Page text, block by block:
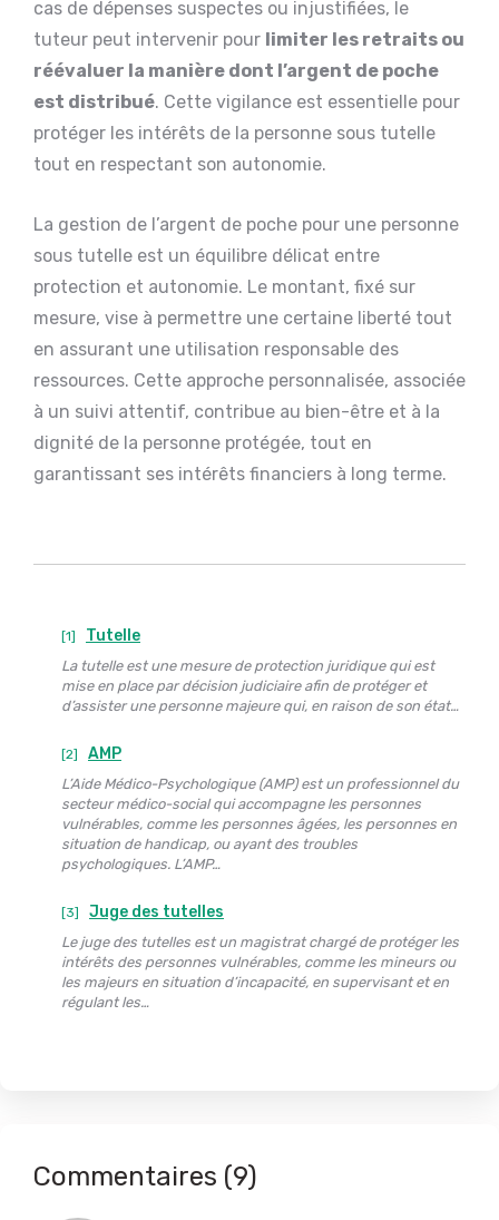
cas de dépenses suspectes ou injustifiées, le
tuteur peut intervenir pour limiter les retraits ou
réévaluer la manière dont l’argent de poche
est distribué. Cette vigilance est essentielle pour
protéger les intérêts de la personne sous tutelle
tout en respectant son autonomie.
La gestion de l’argent de poche pour une personne
sous tutelle est un équilibre délicat entre
protection et autonomie. Le montant, fixé sur
mesure, vise à permettre une certaine liberté tout
en assurant une utilisation responsable des
ressources. Cette approche personnalisée, associée
à un suivi attentif, contribue au bien-être et à la
dignité de la personne protégée, tout en
garantissant ses intérêts financiers à long terme.
[1] Tutelle
La tutelle est une mesure de protection juridique qui est
mise en place par décision judiciaire afin de protéger et
d’assister une personne majeure qui, en raison de son état…
[2] AMP
L’Aide Médico-Psychologique (AMP) est un professionnel du
secteur médico-social qui accompagne les personnes
vulnérables, comme les personnes âgées, les personnes en
situation de handicap, ou ayant des troubles
psychologiques. L’AMP…
[3] Juge des tutelles
Le juge des tutelles est un magistrat chargé de protéger les
intérêts des personnes vulnérables, comme les mineurs ou
les majeurs en situation d’incapacité, en supervisant et en
régulant les…
Commentaires (9)